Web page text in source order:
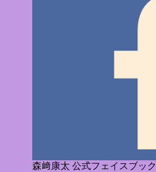
森﨑康太 公式フェイスブッ